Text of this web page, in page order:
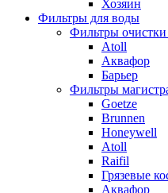
Хозяин
Фильтры для воды
Фильтры
Atoll
Аквафор
Барьер
Фильтры
Goetze
Brunnen
Honeywell
Atoll
Raifil
Грязевые
Аквафор